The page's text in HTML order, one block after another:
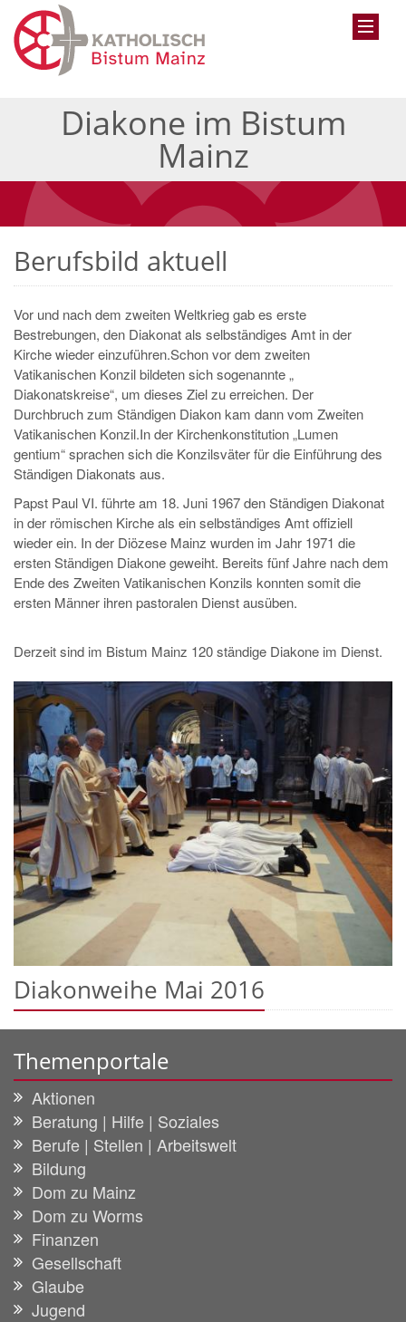
Diakone im Bistum
Mainz
Berufsbild aktuell
Vor und nach dem zweiten Weltkrieg gab es erste
Bestrebungen, den Diakonat als selbständiges Amt in der
Kirche wieder einzuführen.Schon vor dem zweiten
Vatikanischen Konzil bildeten sich sogenannte „
Diakonatskreise“, um dieses Ziel zu erreichen. Der
Durchbruch zum Ständigen Diakon kam dann vom Zweiten
Vatikanischen Konzil.In der Kirchenkonstitution „Lumen
gentium“ sprachen sich die Konzilsväter für die Einführung des
Ständigen Diakonats aus.
Papst Paul VI. führte am 18. Juni 1967 den Ständigen Diakonat
in der römischen Kirche als ein selbständiges Amt offiziell
wieder ein. In der Diözese Mainz wurden im Jahr 1971 die
ersten Ständigen Diakone geweiht. Bereits fünf Jahre nach dem
Ende des Zweiten Vatikanischen Konzils konnten somit die
ersten Männer ihren pastoralen Dienst ausüben.
Derzeit sind im Bistum Mainz 120 ständige Diakone im Dienst.
Diakonweihe Mai 2016
Themenportale
Aktionen
Beratung | Hilfe | Soziales
Berufe | Stellen | Arbeitswelt
Bildung
Dom zu Mainz
Dom zu Worms
Finanzen
Gesellschaft
Glaube
Jugend